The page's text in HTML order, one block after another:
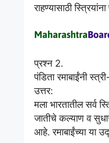
राहण्यासाठी
प्रश्न 2.
पंडिता रमाबाईंनी
उत्तर:
मला भारतातील सर्व
जातीचे कल्याण व
आहे. रमाबाईंच्या या